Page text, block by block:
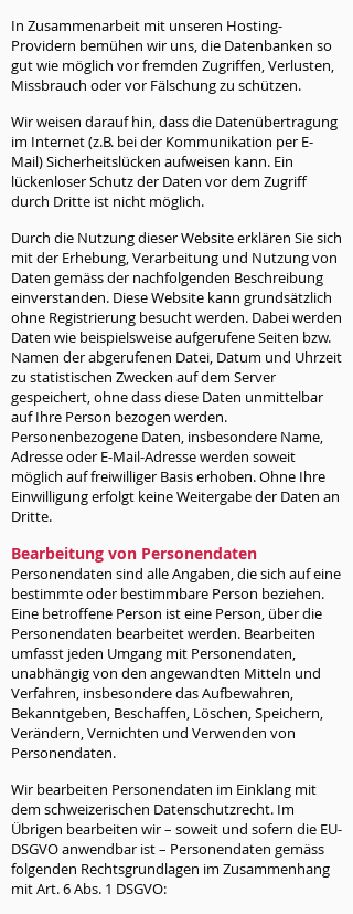
In Zusammenarbeit mit unseren Hosting-
Providern bemühen wir uns, die Datenbanken so
gut wie möglich vor fremden Zugriffen, Verlusten,
Missbrauch oder vor Fälschung zu schützen.
Wir weisen darauf hin, dass die Datenübertragung
im Internet (z.B. bei der Kommunikation per E-
Mail) Sicherheitslücken aufweisen kann. Ein
lückenloser Schutz der Daten vor dem Zugriff
durch Dritte ist nicht möglich.
Durch die Nutzung dieser Website erklären Sie sich
mit der Erhebung, Verarbeitung und Nutzung von
Daten gemäss der nachfolgenden Beschreibung
einverstanden. Diese Website kann grundsätzlich
ohne Registrierung besucht werden. Dabei werden
Daten wie beispielsweise aufgerufene Seiten bzw.
Namen der abgerufenen Datei, Datum und Uhrzeit
zu statistischen Zwecken auf dem Server
gespeichert, ohne dass diese Daten unmittelbar
auf Ihre Person bezogen werden.
Personenbezogene Daten, insbesondere Name,
Adresse oder E-Mail-Adresse werden soweit
möglich auf freiwilliger Basis erhoben. Ohne Ihre
Einwilligung erfolgt keine Weitergabe der Daten an
Dritte.
Bearbeitung von Personendaten
Personendaten sind alle Angaben, die sich auf eine
bestimmte oder bestimmbare Person beziehen.
Eine betroffene Person ist eine Person, über die
Personendaten bearbeitet werden. Bearbeiten
umfasst jeden Umgang mit Personendaten,
unabhängig von den angewandten Mitteln und
Verfahren, insbesondere das Aufbewahren,
Bekanntgeben, Beschaffen, Löschen, Speichern,
Verändern, Vernichten und Verwenden von
Personendaten.
Wir bearbeiten Personendaten im Einklang mit
dem schweizerischen Datenschutzrecht. Im
Übrigen bearbeiten wir – soweit und sofern die EU-
DSGVO anwendbar ist – Personendaten gemäss
folgenden Rechtsgrundlagen im Zusammenhang
mit Art. 6 Abs. 1 DSGVO: